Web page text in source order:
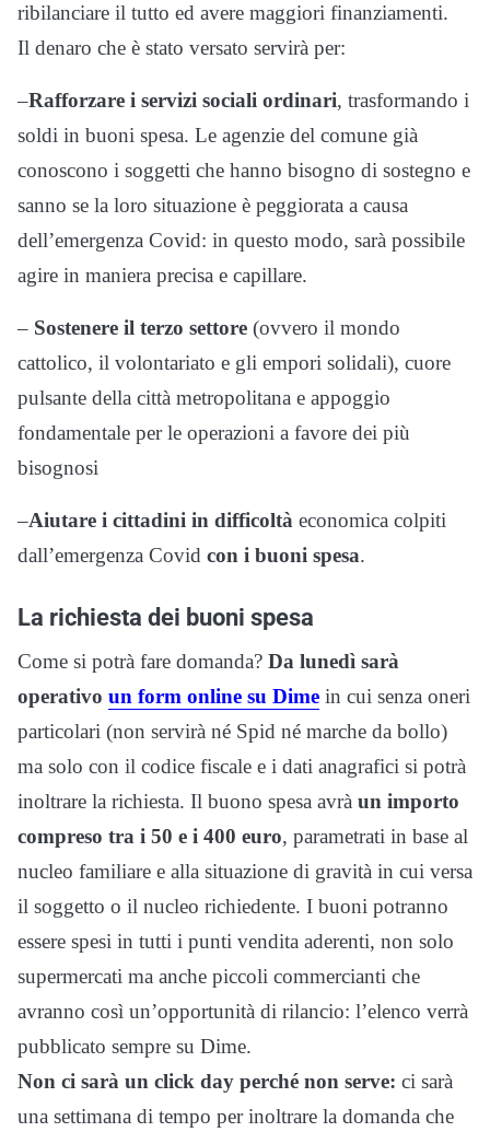
ribilanciare il tutto ed avere maggiori finanziamenti.
Il denaro che è stato versato servirà per:
–Rafforzare i servizi sociali ordinari, trasformando i
soldi in buoni spesa. Le agenzie del comune già
conoscono i soggetti che hanno bisogno di sostegno e
sanno se la loro situazione è peggiorata a causa
dell’emergenza Covid: in questo modo, sarà possibile
agire in maniera precisa e capillare.
– Sostenere il terzo settore (ovvero il mondo
cattolico, il volontariato e gli empori solidali), cuore
pulsante della città metropolitana e appoggio
fondamentale per le operazioni a favore dei più
bisognosi
–Aiutare i cittadini in difficoltà economica colpiti
dall’emergenza Covid con i buoni spesa.
La richiesta dei buoni spesa
Come si potrà fare domanda? Da lunedì sarà
operativo un form online su Dime in cui senza oneri
particolari (non servirà né Spid né marche da bollo)
ma solo con il codice fiscale e i dati anagrafici si potrà
inoltrare la richiesta. Il buono spesa avrà un importo
compreso tra i 50 e i 400 euro, parametrati in base al
nucleo familiare e alla situazione di gravità in cui versa
il soggetto o il nucleo richiedente. I buoni potranno
essere spesi in tutti i punti vendita aderenti, non solo
supermercati ma anche piccoli commercianti che
avranno così un’opportunità di rilancio: l’elenco verrà
pubblicato sempre su Dime.
Non ci sarà un click day perché non serve: ci sarà
una settimana di tempo per inoltrare la domanda che